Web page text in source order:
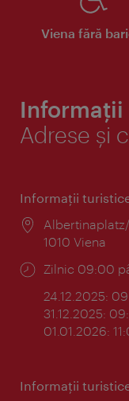
Viena fără
Adrese și
Informaţii
Locul:
1010 Viena
Program:
Zilnic 09:00
24.12.2025:
31.12.2025:
01.01.2026:
Informaţii